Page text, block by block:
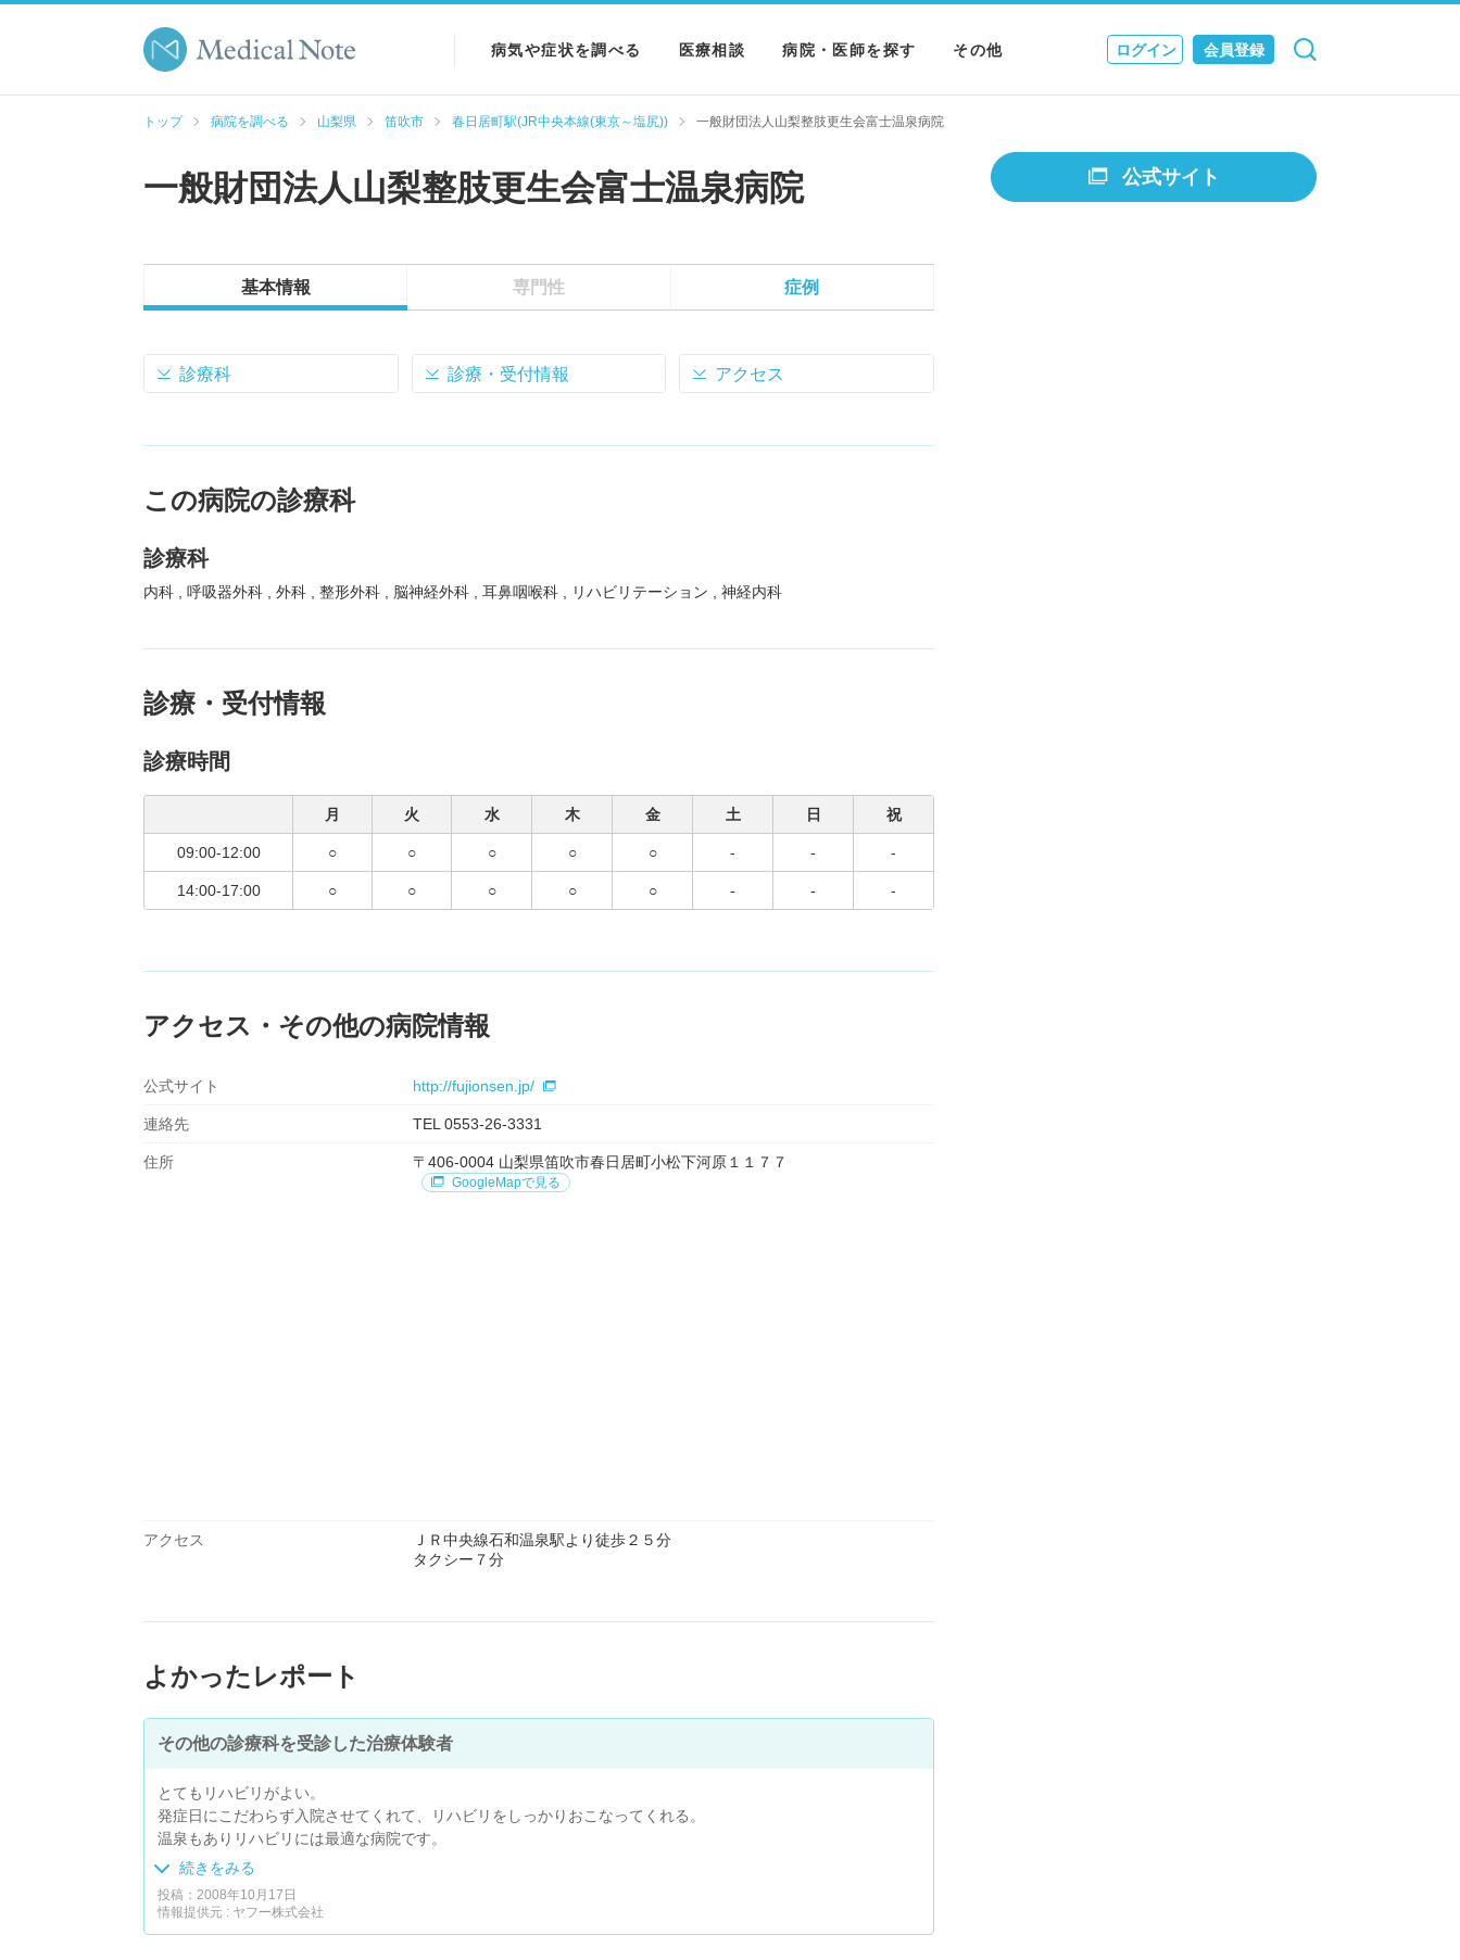
病気や症状を調べる 医療相談 病院・医師を探す その他
NEWS & JOURNAL
ログイン 会員登録
検索 キャンセル
トップ 病院を調べる 山梨県 笛吹市 春日居町駅(JR中央本線(東京～塩尻)) 一般財団法人山梨整肢更生会富士温泉病院
一般財団法人山梨整肢更生会富士温泉病院
基本情報 専門性 症例
診療科 診療・受付情報 アクセス
この病院の診療科
診療科
内科 呼吸器外科 外科 整形外科 脳神経外科 耳鼻咽喉科 リハビリテーション 神経内科
診療・受付情報
診療時間
月 火 水 木 金 土 日 祝
09:00-12:00 ○ ○ ○ ○ ○ - - -
14:00-17:00 ○ ○ ○ ○ ○ - - -
アクセス・その他の病院情報
公式サイト http://fujionsen.jp/
連絡先 TEL 0553-26-3331
住所 〒406-0004 山梨県笛吹市春日居町小松下河原１１７７
GoogleMapで見る
アクセス
ＪＲ中央線石和温泉駅より徒歩２５分
タクシー７分
よかったレポート
その他の診療科を受診した治療体験者
とてもリハビリがよい。
発症日にこだわらず入院させてくれて、リハビリをしっかりおこなってくれる。
温泉もありリハビリには最適な病院です。
私は整形外科での入院ではなかったのですが、股関節が専門の先生がいて専門外来も行っているそうです。
続きをみる
投稿：2008年10月17日
情報提供元 : ヤフー株式会社
公式サイト